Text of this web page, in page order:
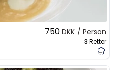
750 DKK / Person
3 Retter